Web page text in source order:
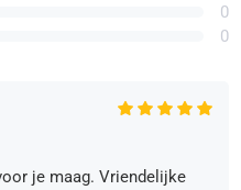
0
0
je maag. Vriendelijke